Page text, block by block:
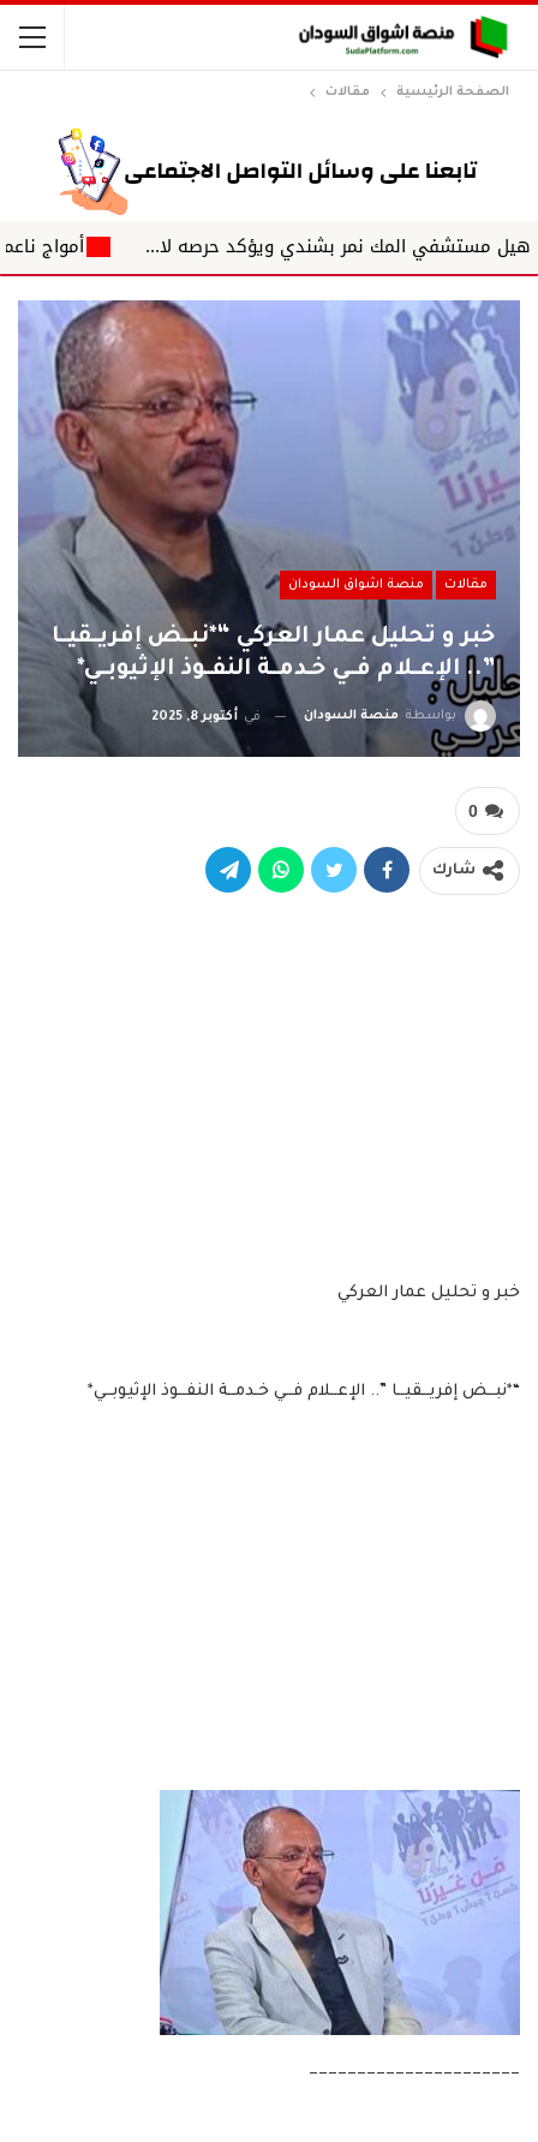
الصفحة الرئيسية مقالات
المك نمر بشندي ويؤكد حرصه لا... أمواج ناعمة حكومة
مقالات منصة اشواق السودان
خبر و تحليل عمار العركي “*نبــض إفريــقيــا
”.. الإعــلام فــي خـدمــة النفــوذ الإثيوبــي*
بواسطة منصة السودان في أكتوبر 8, 2025
0
شارك
خبر و تحليل عمار العركي
“*نبــض إفريــقيــا ”.. الإعــلام فــي خـدمــة النفــوذ الإثيوبــي*
______________________